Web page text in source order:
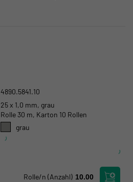
4890.5841.10
25 x 1,0 mm, grau
Rolle 30 m, Karton 10 Rollen
grau
Rolle/n (Anzahl)